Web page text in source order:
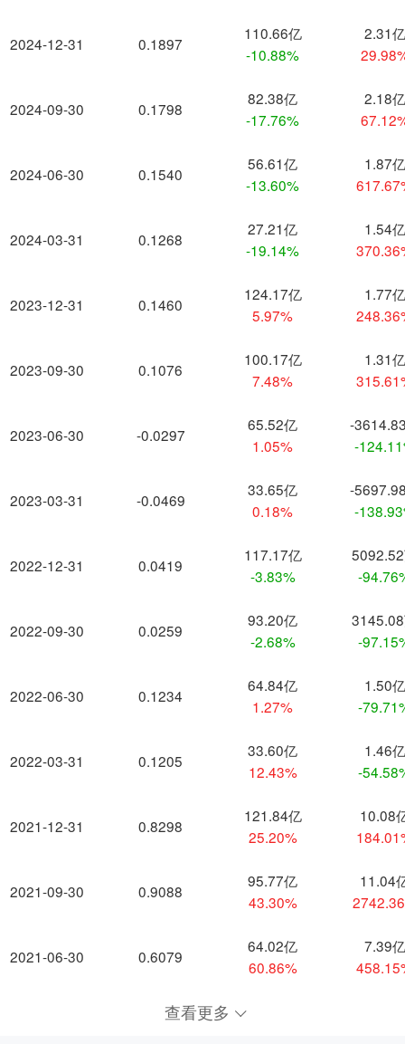
2024-12-31
2024-09-30
2024-06-30
2024-03-31
2023-12-31
2023-09-30
2023-06-30
2023-03-31
2022-12-31
2022-09-30
2022-06-30
2022-03-31
2021-12-31
2021-09-30
2021-06-30
0.1897
110.66亿
-10.88%
2.31亿
0.1798
82.38亿
-17.76%
2.18亿
0.1540
56.61亿
-13.60%
1.87亿
0.1268
27.21亿
-19.14%
1.54亿
0.1460
124.17亿
5.97%
1.77亿
0.1076
100.17亿
7.48%
1.31亿
-0.0297
65.52亿
1.05%
-
-
-0.0469
33.65亿
0.18%
-
-
0.0419
117.17亿
-3.83%
-
0.0259
93.20亿
-2.68%
-
0.1234
64.84亿
1.27%
1.50亿
-
0.1205
33.60亿
12.43%
1.46亿
-
0.8298
121.84亿
25.20%
10.08
0.9088
95.77亿
43.30%
11.04
0.6079
64.02亿
60.86%
7.39亿
查看更多